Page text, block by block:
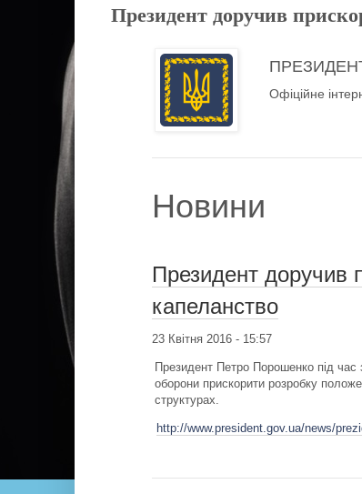
Президент доручив
Офіційне
Новини
Президент доручив
капеланство
23 Квітня 2016 - 15:57
Президент Петро Порошенко під час
оборони прискорити розробку
структурах.
http://www.president.gov.ua/news/